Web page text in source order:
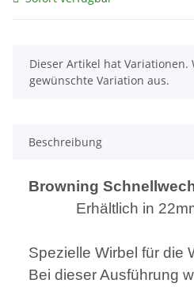
x
Dieser Artikel hat Variationen.
gewünschte Variation aus.
Beschreibung
Browning
Erhältlich in
Spezielle Wirbel für die
Bei dieser Ausführung